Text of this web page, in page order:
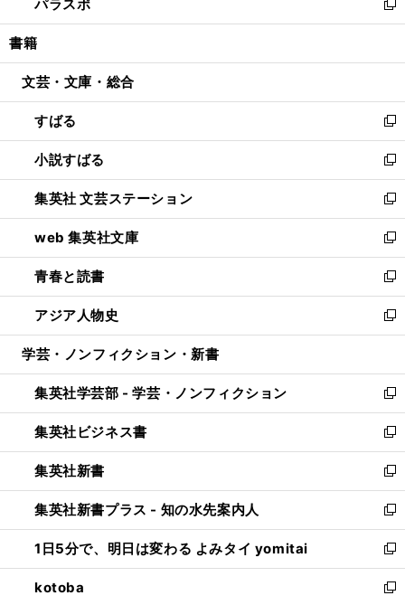
で
開
ド
ウ
開
ィ
ン
ウ
開
く
い
ウ
ン
ウ
で
開
く
パラスポ
新
し
ウ
ン
ド
ウ
で
開
く
書籍
文芸・文庫・総合
すばる
新
し
い
ウ
ィ
ン
ド
ウ
で
開
く
小説すばる
新
し
い
ウ
ィ
ン
ド
ウ
で
開
集英社 文芸ステーション
新
し
い
ウ
ィ
ン
ド
ウ
開
く
web 集英社文庫
新
し
い
ウ
ィ
ン
ウ
で
開
く
青春と読書
新
し
い
ウ
ン
ド
ウ
で
開
く
アジア人物史
新
し
ウ
ィ
ン
ド
ウ
で
開
く
学芸・ノンフィクション・新書
集英社学芸部 - 学芸・ノンフィクション
新
し
い
ウ
ィ
ン
ド
ウ
で
開
く
集英社ビジネス書
新
し
い
ウ
ィ
ン
ド
ウ
で
集英社新書
新
し
い
ウ
ィ
ン
ド
集英社新書プラス - 知の水先案内人
新
し
い
ウ
ィ
1日5分で、明日は変わる よみタイ yomitai
新
し
い
kotoba
新